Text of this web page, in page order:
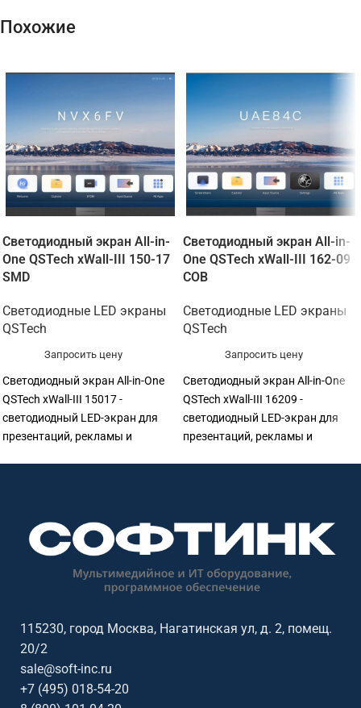
Похожие
Светодиодный экран All-in-
One QSTech xWall-III 150-17
SMD
Светодиодные LED экраны
QSTech
Запросить цену
Светодиодный экран All-in-One
QSTech xWall-III 15017 -
светодиодный LED-экран для
презентаций, рекламы и
объектов, офисов и
презентационных зон. Софтинк
помогает подобрать
оборудование под задачу,
бюджет. Особенности: бренд
QSTech.
Светодиодный экран All-in-
One QSTech xWall-III 162-09
COB
Светодиодные LED экраны
QSTech
Запросить цену
Светодиодный экран All-in-One
QSTech xWall-III 16209 -
светодиодный LED-экран для
презентаций, рекламы и
объектов, офисов и
презентационных зон. Софтинк
помогает подобрать
оборудование под задачу,
бюджет. Особенности: бренд
115230, город Москва, Нагатинская ул, д. 2, помещ.
20/2
sale@soft-inc.ru
+7 (495) 018-54-20